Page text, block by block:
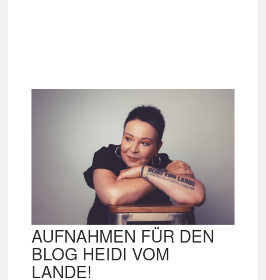
AUFNAHMEN FÜR DEN
BLOG HEIDI VOM
LANDE!